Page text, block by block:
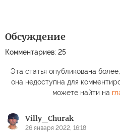
Обсуждение
Комментариев: 25
Эта статья опубликована
она недоступна для
можете найти на
Villy_Churak
26 января 2022, 16:18